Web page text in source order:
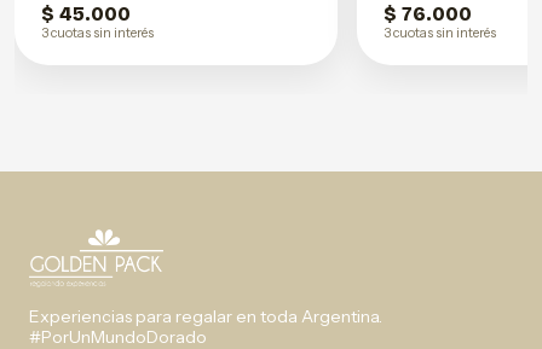
$ 45.000
3 cuotas sin interés
$ 76.000
3 cuotas sin interés
Experiencias para regalar en toda Argentina.
#PorUnMundoDorado